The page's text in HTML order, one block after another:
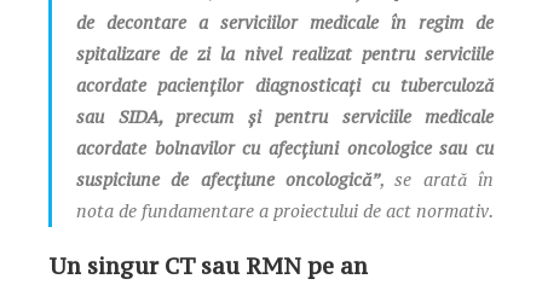
de decontare a serviciilor medicale în regim de
spitalizare de zi la nivel realizat pentru serviciile
acordate pacienților diagnosticați cu tuberculoză
sau SIDA, precum și pentru serviciile medicale
acordate bolnavilor cu afecțiuni oncologice sau cu
suspiciune de afecțiune oncologică”, se arată în
nota de fundamentare a proiectului de act normativ.
Un singur CT sau RMN pe an